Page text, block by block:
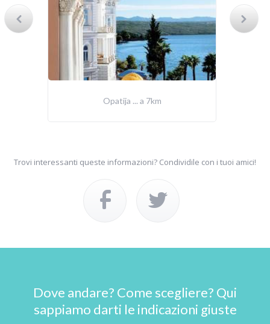
Opatija ... a 7km
Trovi interessanti queste informazioni? Condividile con i tuoi amici!
Dove andare? Come scegliere? Qui
sappiamo darti le indicazioni giuste